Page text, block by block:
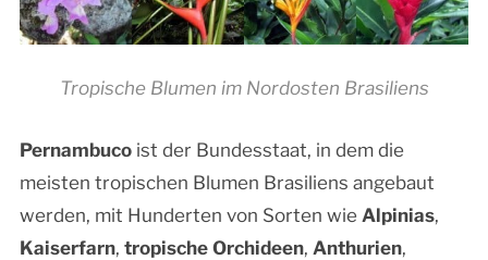
Tropische Blumen im Nordosten Brasiliens
Pernambucoist der Bundesstaat, in dem die
meisten tropischen Blumen Brasiliens angebaut
werden, mit Hunderten von Sorten wie Alpinias,
Kaiserfarn, tropische Orchideen, Anthurien,